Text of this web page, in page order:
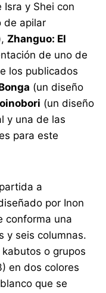
y Shei con
de apilar
Zhanguo: El
de uno de
los publicados
(un diseño
(un diseño
y una de las
para este
a
por Inon
conforma una
y seis columnas.
o grupos
en dos colores
que se